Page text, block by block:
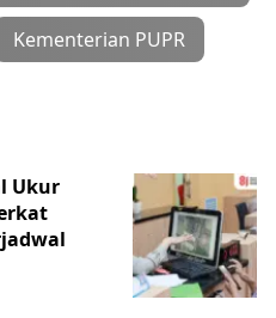
Kementerian PUPR
Ukur